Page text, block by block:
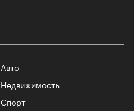
Авто
Недвижимость
Спорт